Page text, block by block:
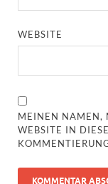
WEBSITE
MEINEN NAMEN,
WEBSITE IN